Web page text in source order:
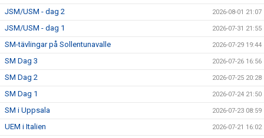
JSM/USM - dag 2 2026-08-01 21:07
JSM/USM - dag 1 2026-07-31 21:55
SM-tävlingar på Sollentunavalle 2026-07-29 19:44
SM Dag 3 2026-07-26 16:56
SM Dag 2 2026-07-25 20:28
SM Dag 1 2026-07-24 21:50
SM i Uppsala 2026-07-23 08:59
UEM i Italien 2026-07-21 16:02